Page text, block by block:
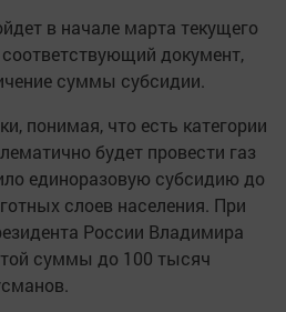
в начале марта текущего
соответствующий документ,
суммы субсидии.
понимая, что есть категории
будет провести газ
единоразовую субсидию до
слоев населения. При
России Владимира
суммы до 100 тысяч